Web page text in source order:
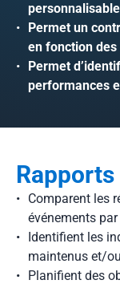
Permet un
en fonction
Permet
performances
Comparent les
événements
Identifient les
maintenus et/
Planifient des